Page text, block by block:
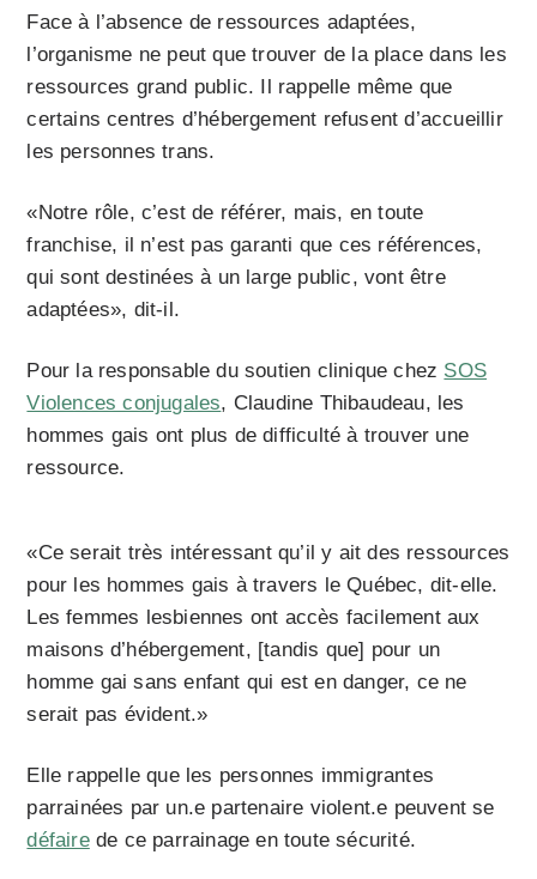
Face à l’absence de ressources adaptées,
l’organisme ne peut que trouver de la place dans les
ressources grand public. Il rappelle même que
certains centres d’hébergement refusent d’accueillir
les personnes trans.
«Notre rôle, c’est de référer, mais, en toute
franchise, il n’est pas garanti que ces références,
qui sont destinées à un large public, vont être
adaptées», dit-il.
Pour la responsable du soutien clinique chez SOS
Violences conjugales, Claudine Thibaudeau, les
hommes gais ont plus de difficulté à trouver une
ressource.
«Ce serait très intéressant qu’il y ait des ressources
pour les hommes gais à travers le Québec, dit-elle.
Les femmes lesbiennes ont accès facilement aux
maisons d’hébergement, [tandis que] pour un
homme gai sans enfant qui est en danger, ce ne
serait pas évident.»
Elle rappelle que les personnes immigrantes
parrainées par un.e partenaire violent.e peuvent se
défairede ce parrainage en toute sécurité.